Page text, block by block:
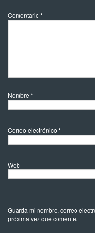
Comentario *
Nombre *
Correo electrónico *
Web
Guarda mi nombre, correo
próxima vez que comente.